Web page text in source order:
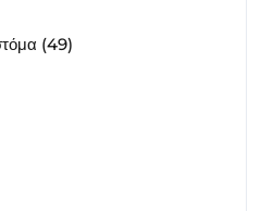
4949